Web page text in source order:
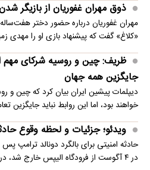
ذوق مهران غفوریان از بازیگر
مهران غفوریان درباره حضور دختر
«کلاغ» گفت که پیشنهاد بازی او را مهدی
ظریف: چین و روسیه شرکای مهم
جایگزین همه جهان
دیپلمات پیشین ایران بیان کرد که چین و
خواهند بود، اما این روابط نباید جایگزین
ویدئو؛ جزئیات و لحظه وقوع
در ۴ آگوست از فرودگاه الیپس خارج شد، در حالی که…